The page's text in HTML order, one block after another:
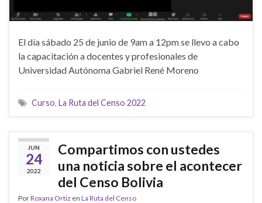
El día sábado 25 de junio de 9am a 12pm se llevo a cabo
la capacitación a docentes y profesionales de
Universidad Autónoma Gabriel René Moreno
Curso, La Ruta del Censo 2022
JUN
24
2022
Compartimos con ustedes
una noticia sobre el acontecer
del Censo Bolivia
PorRoxana Ortiz en La Ruta del Censo